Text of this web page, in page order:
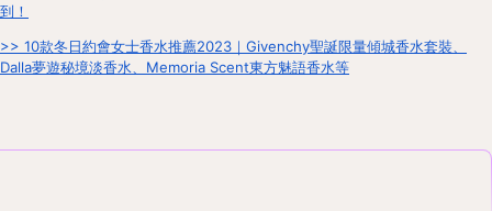
到！
>> 10款冬日約會女士香水推薦2023｜Givenchy聖誕限量傾城香水套裝、
Dalla夢遊秘境淡香水、Memoria Scent東方魅語香水等